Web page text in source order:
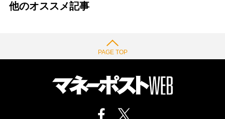
他のオススメ記事
PAGE TOP